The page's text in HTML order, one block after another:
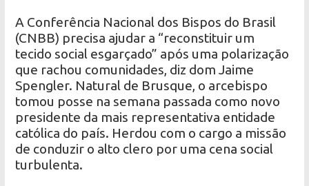
A Conferência Nacional dos Bispos do Brasil
(CNBB) precisa ajudar a “reconstituir um
tecido social esgarçado” após uma polarização
que rachou comunidades, diz dom Jaime
Spengler. Natural de Brusque, o arcebispo
tomou posse na semana passada como novo
presidente da mais representativa entidade
católica do país. Herdou com o cargo a missão
de conduzir o alto clero por uma cena social
turbulenta.